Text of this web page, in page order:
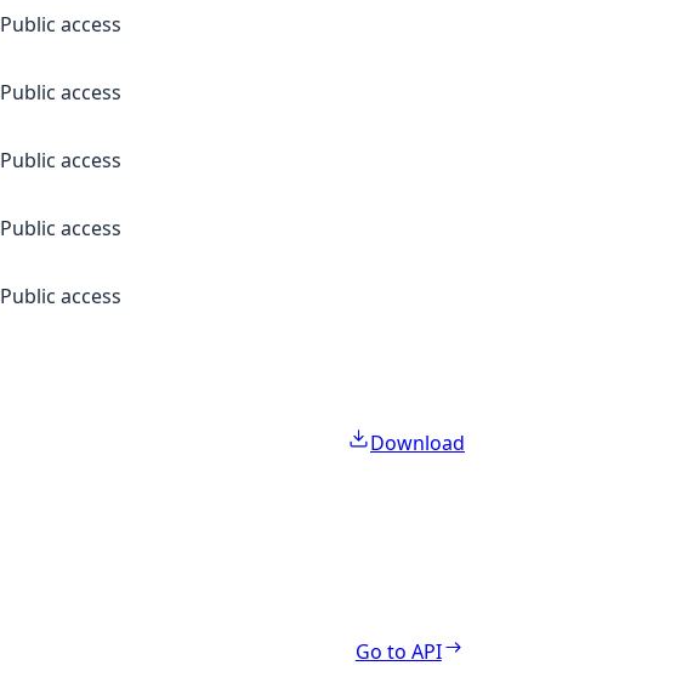
Public access
Public access
Public access
Public access
Public access
Download
Go to API